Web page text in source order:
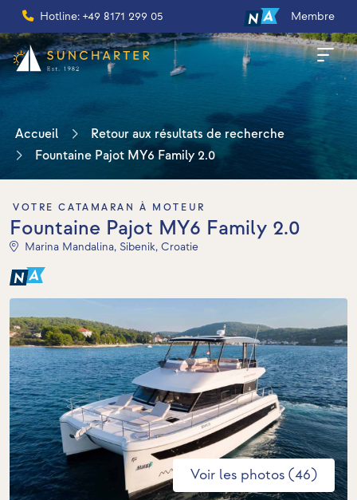
Hotline: +49 8171 299 05 Membre
Accueil
Retour aux résultats de recherche
Fountaine Pajot MY6 Family 2.0
VOTRE CATAMARAN À MOTEUR
Fountaine Pajot MY6 Family 2.0
Marina Mandalina, Sibenik, Croatie
Voir les photos (46)